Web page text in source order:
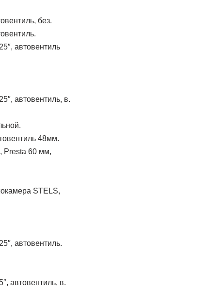
без.
автовентиль
автовентиль, в.
48мм.
Presta 60 мм,
STELS,
автовентиль.
автовентиль, в.